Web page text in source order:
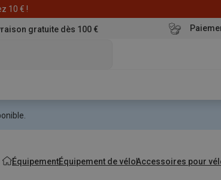
10 € !
gratuite dès 100 €
ÉquipementÉquipement de véloAccessoires pour